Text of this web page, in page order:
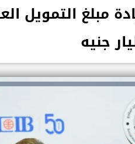
مبلغ التمويل